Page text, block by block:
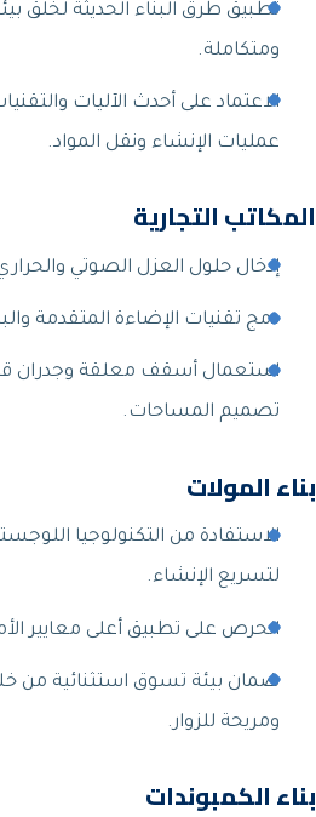
تطبيق طرق البناء الحديثة لخلق
ومتكاملة.
الاعتماد على أحدث الآليات
عمليات الإنشاء ونقل المواد.
المكاتب التجارية
إدخال حلول العزل الصوتي
دمج تقنيات الإضاءة المتقدمة
استعمال أسقف معلقة وجدران
تصميم المساحات.
بناء المولات
الاستفادة من التكنولوجيا
لتسريع الإنشاء.
الحرص على تطبيق أعلى معايير
ضمان بيئة تسوق استثنائية من
ومريحة للزوار.
بناء الكمبوندات